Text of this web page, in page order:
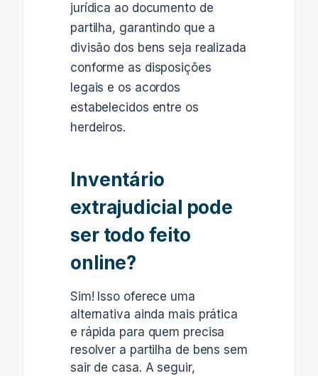
jurídica ao documento de
partilha, garantindo que a
divisão dos bens seja realizada
conforme as disposições
legais e os acordos
estabelecidos entre os
herdeiros.
Inventário
extrajudicial pode
ser todo feito
online?
Sim! Isso oferece uma
alternativa ainda mais prática
e rápida para quem precisa
resolver a partilha de bens sem
sair de casa. A seguir,